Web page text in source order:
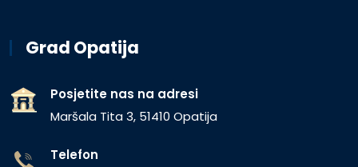
Grad Opatija
Posjetite nas na adresi
Maršala Tita 3, 51410 Opatija
Telefon